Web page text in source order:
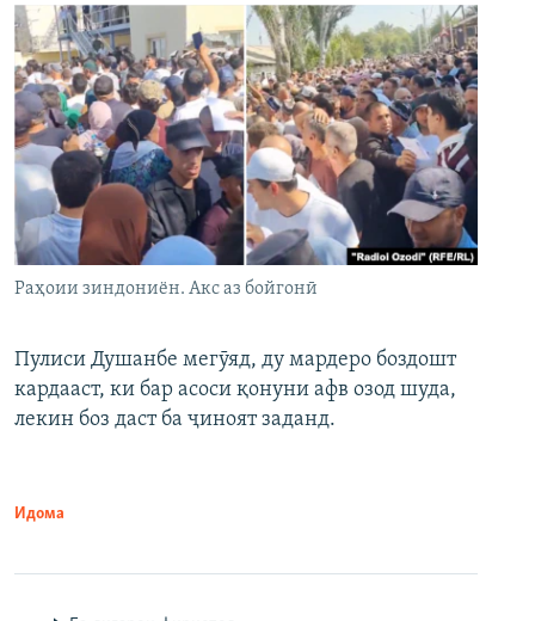
Раҳоии зиндониён. Акс аз бойгонӣ
Пулиси Душанбе мегӯяд, ду мардеро боздошт
кардааст, ки бар асоси қонуни афв озод шуда,
лекин боз даст ба ҷиноят заданд.
Идома